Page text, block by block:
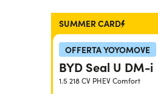
SCEGLI UN PAESE
SUMMER CARD
OFFERTA YOYOMOVE
BYD Seal U DM-i
1.5 218 CV PHEV Comfort